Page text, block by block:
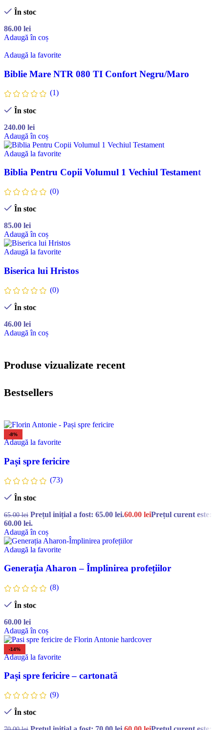
În stoc
86.00 lei
Adaugă în coș
Adaugă la favorite
Biblie Mare NTR 080 TI Confort Negru/Maro
(1)
În stoc
240.00 lei
Adaugă în coș
Adaugă la favorite
Biblia Pentru Copii Volumul 1 Vechiul Testament
(0)
În stoc
85.00 lei
Adaugă în coș
Adaugă la favorite
Biserica lui Hristos
(0)
În stoc
46.00 lei
Adaugă în coș
Produse vizualizate recent
Bestsellers
-8%
Adaugă la favorite
Pași spre fericire
(73)
În stoc
65.00lei Prețul inițial a fost: 65.00 lei.60.00 leiPrețul curent este:
60.00 lei.
Adaugă în coș
Adaugă la favorite
Generația Aharon – Împlinirea profețiilor
(8)
În stoc
60.00 lei
Adaugă în coș
-14%
Adaugă la favorite
Pași spre fericire – cartonată
(9)
În stoc